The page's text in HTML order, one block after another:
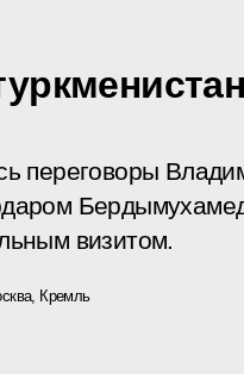
переговоры
визитом.
Кремль